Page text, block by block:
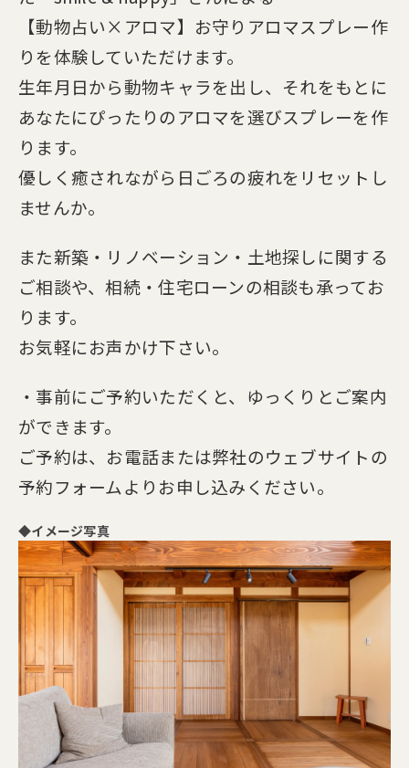
【動物占い×アロマ】 お守りアロマスプレー作
りを体験していただけます。
生年月日から動物キャラを出し、それをもとに
あなたにぴったりのアロマを選びスプレーを作
ります。
優しく癒されながら日ごろの疲れをリセットし
ませんか。
また新築・リノベーション・土地探しに関する
ご相談や、相続・住宅ローンの相談も承ってお
ります。
お気軽にお声かけ下さい。
・事前にご予約いただくと、ゆっくりとご案内
ができます。
ご予約は、お電話または弊社のウェブサイトの
予約フォームよりお申し込みください。
◆イメージ写真